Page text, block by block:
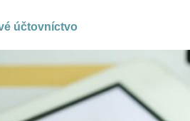
účtovníctvo